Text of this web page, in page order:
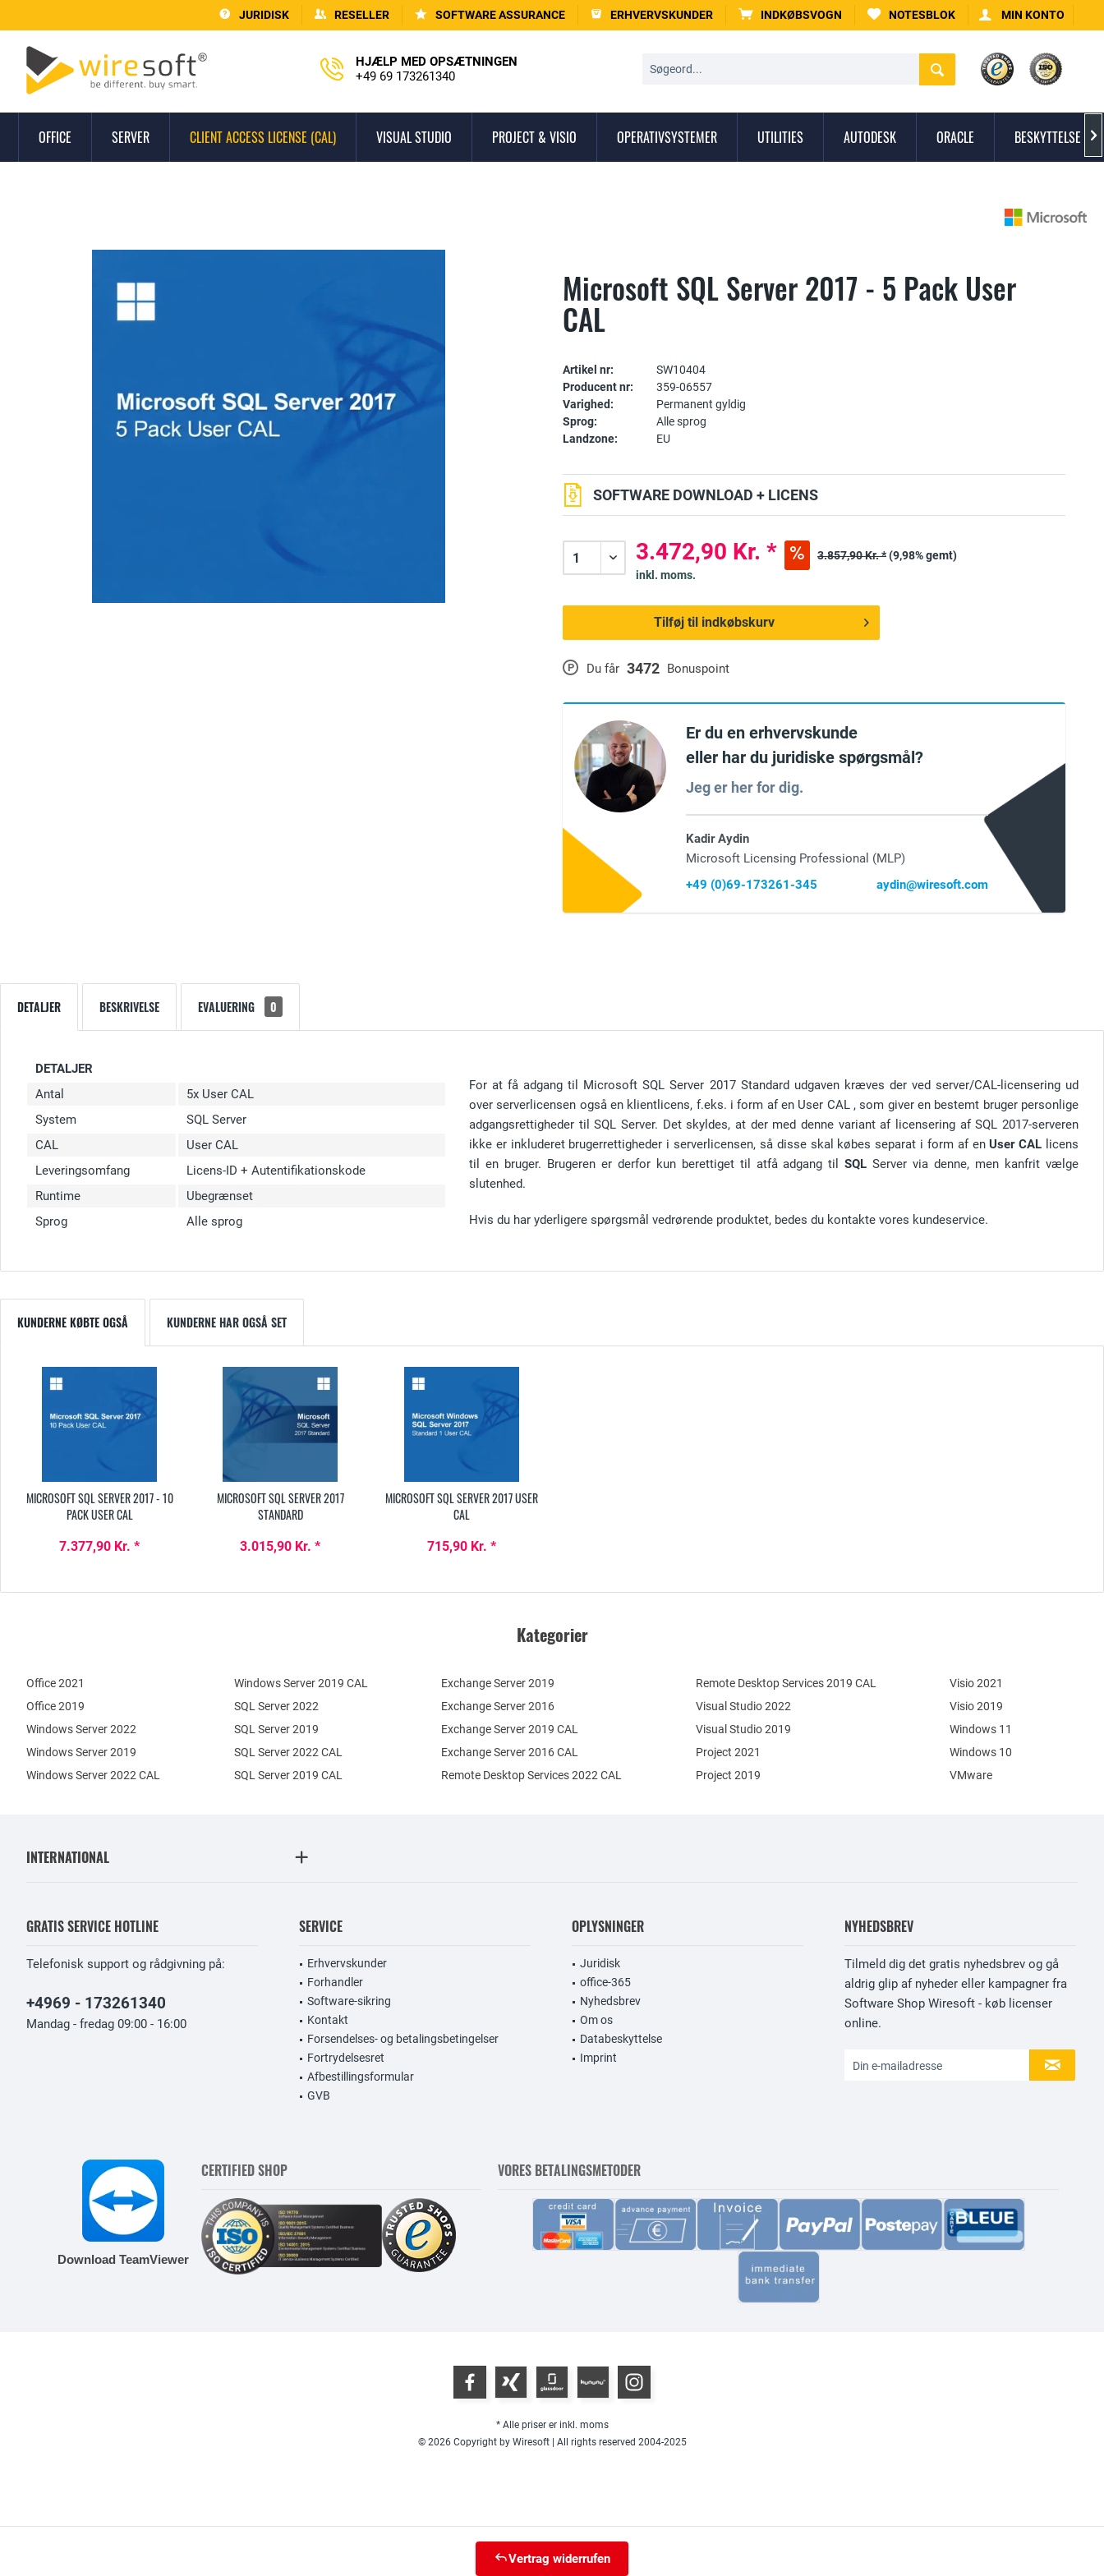
JURIDISK RESELLER SOFTWARE ASSURANCE ERHVERVSKUNDER INDKØBSVOGN NOTESBLOK MIN KONTO
HJÆLP MED OPSÆTNINGEN
+49 69 173261340
OFFICE SERVER CLIENT ACCESS LICENSE (CAL) VISUAL STUDIO PROJECT & VISIO OPERATIVSYSTEMER UTILITIES AUTODESK ORACLE BESKYTTELSE 
Microsoft SQL Server 2017 - 5 Pack User
CAL
Artikel nr:
SW10404
Producent nr:
359-06557
Varighed:
Permanent gyldig
Sprog:
Alle sprog
Landzone:
EU
P Du får 3472 Bonuspoint
SOFTWARE DOWNLOAD + LICENS
3.472,90 Kr. * 3.857,90 Kr. *(9,98% gemt)
inkl. moms.
Tilføj til indkøbskurv
Er du en erhvervskunde
eller har du juridiske spørgsmål?
Jeg er her for dig.
Kadir Aydin
Microsoft Licensing Professional (MLP)
+49 (0)69-173261-345
aydin@wiresoft.com
DETALJER BESKRIVELSE EVALUERING 0
DETALJER
Antal
5x User CAL
System
SQL Server
CAL
User CAL
Leveringsomfang
Licens-ID + Autentifikationskode
Runtime
Ubegrænset
Sprog
Alle sprog
For at få adgang til Microsoft SQL Server 2017 Standard udgaven kræves der ved server/CAL-licensering ud
over serverlicensen også en klientlicens, f.eks. i form af en User CAL , som giver en bestemt bruger personlige
adgangsrettigheder tilSQL Server. Det skyldes, at der med denne variant af licensering af SQL 2017-serveren
ikke er inkluderet brugerrettigheder i serverlicensen, så disse skal købes separat i form af en User CAL licens
til en bruger. Brugeren er derfor kun berettigettil atfå adgang til SQL Servervia denne, men kanfrit vælge
slutenhed.
Hvis du har yderligere spørgsmål vedrørende produktet, bedes du kontakte vores kundeservice.
KUNDERNE KØBTE OGSÅ KUNDERNE HAR OGSÅ SET
MICROSOFT SQL SERVER 2017 - 10
PACK USER CAL
7.377,90 Kr. *
MICROSOFT SQL SERVER 2017
STANDARD
3.015,90 Kr. *
MICROSOFT SQL SERVER 2017 USER
CAL
715,90 Kr. *
Kategorier
Office 2021
Office 2019
Windows Server 2022
Windows Server 2019
Exchange Server 2019
Exchange Server 2016
SQL Server 2022
SQL Server 2019
Windows Server 2022 CAL
Windows Server 2019 CAL
SQL Server 2022 CAL
SQL Server 2019 CAL
Remote Desktop Services 2022 CAL
Remote Desktop Services 2019 CAL
Exchange Server 2019 CAL
Exchange Server 2016 CAL
Visual Studio 2022
Visual Studio 2019
Project 2021
Project 2019
Visio 2021
Visio 2019
Windows 11
Windows 10
VMware
INTERNATIONAL
GRATIS SERVICE HOTLINE
Telefonisk support og rådgivning på:
+4969 - 173261340
Mandag - fredag 09:00 - 16:00
SERVICE
Erhvervskunder
Forhandler
Software-sikring
Kontakt
Forsendelses- og betalingsbetingelser
Fortrydelsesret
Afbestillingsformular
GVB
OPLYSNINGER
Juridisk
office-365
Nyhedsbrev
Om os
Databeskyttelse
Imprint
NYHEDSBREV
Tilmeld dig det gratis nyhedsbrev og gå
aldrig glip af nyheder eller kampagner fra
Software Shop Wiresoft - køb licenser
online.
Download TeamViewer
CERTIFIED SHOP VORES BETALINGSMETODER
* Alle priser er inkl. moms
© 2026 Copyright by Wiresoft | All rights reserved 2004-2025
Vertrag widerrufen